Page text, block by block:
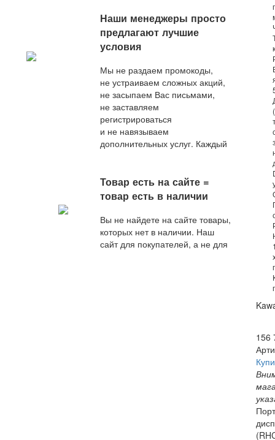
на рынке.
Наши менеджеры просто
предлагают лучшие
условия
Мы не раздаем промокоды,
не устраиваем сложных акций,
не засыпаем Вас письмами,
не заставляем
регистрироваться
и не навязываем
дополнительных услуг. Каждый
заказа он получает
оптимальное по стоимости
и качеству предложение
от наших специалистов.
Товар есть на сайте =
товар есть в наличии
Вы не найдете на сайте товары,
которых нет в наличии. Наш
сайт для покупателей, а не для
156